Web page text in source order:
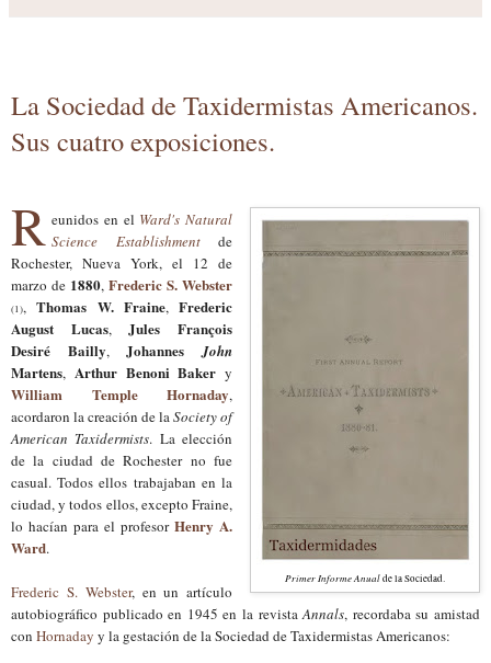
La Sociedad de Taxidermistas Americanos.
Sus cuatro exposiciones.
Primer Informe Anualde la Sociedad.
R eunidos en el Ward's Natural
Science Establishmentde
Rochester, Nueva York, el 12 de
marzo de 1880,Frederic S. Webster
(1),Thomas W. Fraine,Frederic
August Lucas,Jules François
Desiré Bailly,JohannesJohn
Martens, Arthur Benoni Baker y
William Temple Hornaday,
acordaron la creación de laSociety of
American Taxidermists. La elección
de la ciudad de Rochester no fue
casual.Todos ellos trabajaban en la
ciudad, y todos ellos, excepto Fraine,
lo hacían para el profesorHenry A.
Ward.
Frederic S. Webster, en un artículo
autobiográfico publicado en 1945 en la revistaAnnals, recordaba su amistad
con Hornaday y la gestación de la Sociedad de Taxidermistas Americanos: